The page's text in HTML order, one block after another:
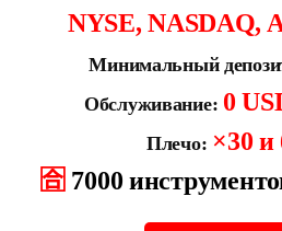
NYSE, NASDAQ,
Минимальный
Обслуживание: 0
Плечо: ×30 и
🈴 7000